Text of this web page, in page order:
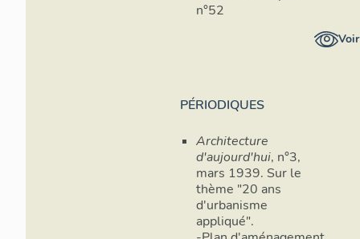
n°52
PÉRIODIQUES
Architecture
d'aujourd'hui, n°3,
mars 1939. Sur le
thème "20 ans
d'urbanisme
appliqué".